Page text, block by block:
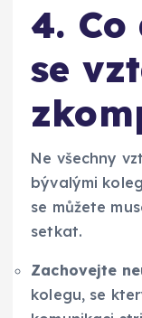
4. Co
se
Ne všechny
bývalými
se můžete
setkat.
Zachovejte
kolegu, se